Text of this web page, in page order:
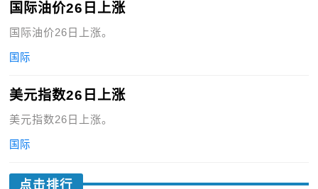
国际油价26日上涨
国际油价26日上涨。
国际
美元指数26日上涨
美元指数26日上涨。
国际
点击排行